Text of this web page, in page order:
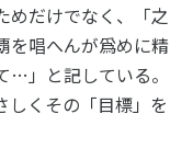
めだけでなく、「之
を唱へんが爲めに精
…」と記している。
しくその「目標」を